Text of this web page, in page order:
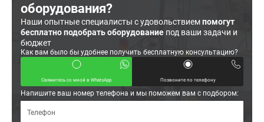
оборудования?
Наши опытные специалисты с удовольствиемпомогут
бесплатно подобрать оборудование под ваши задачи и
бюджет
Как вам было бы удобнее получить бесплатную консультацию?
Свяжитесь со мной в WhatsApp Позвоните по телефону
Напишите ваш номер телефона и мы поможем вам с подбором: